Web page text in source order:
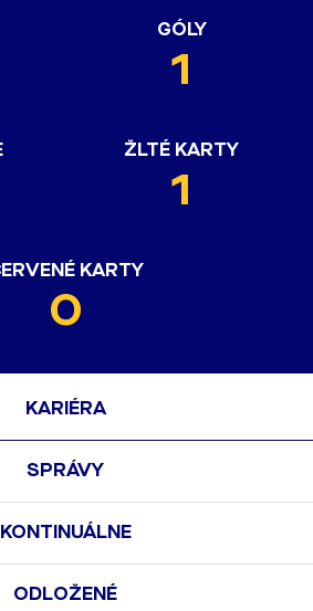
GÓLY
1
ŽLTÉ KARTY
1
KARTY
0
KARIÉRA
SPRÁVY
KONTINUÁLNE
ODLOŽENÉ